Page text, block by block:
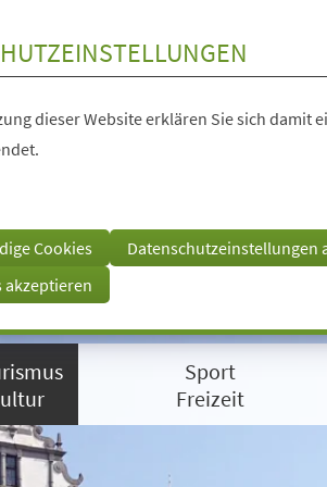
dieser Website erklären Sie sich damit
Cookies
Datenschutzeinstellungen
akzeptieren
Sport
Freizeit